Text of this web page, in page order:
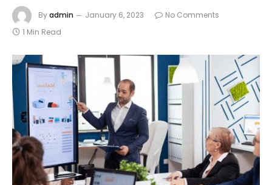
Byadmin January 6, 2023
No Comments
1 Min Read